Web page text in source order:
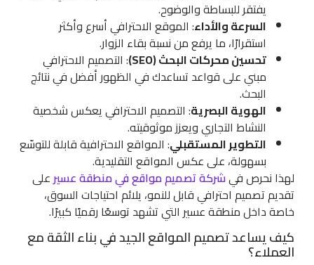
يفتقر للبساطة والوضوح.
السرعة والأداء: الموقع الاحترافي أسرع وأكثر
استقرارًا، ما يرفع من نسبة بقاء الزوار.
تحسين محركات البحث (SEO)
: التصميم الاحترافي
مبني على قواعد تساعدك في الظهور أفضل في نتائج
البحث.
الهوية البصرية: التصميم الاحترافي يعكس شخصية
النشاط التجاري ويعزز موثوقيته.
التطوير المستقبلي: المواقع الاحترافية قابلة للتوسّع
بسهولة، على عكس المواقع التقليدية.
لهذا نحرص في شركة تصميم مواقع في منطقة عسيرعلى
تقديم تصميم احترافي قابل للنمو، يلائم احتياجات السوق،
خاصة داخل منطقة عسير التي تشهد توسعًا رقميًا كبيرًا.
كيف يساعد تصميم المواقع الجيد في بناء الثقة مع
العملاء؟